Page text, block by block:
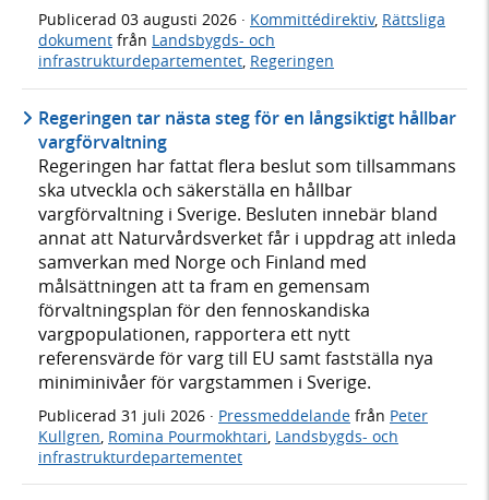
Publicerad 03 augusti 2026 · Kommittédirektiv, Rättsliga
dokument från Landsbygds- och
infrastrukturdepartementet, Regeringen
Regeringen tar nästa steg för en långsiktigt hållbar
vargförvaltning
Regeringen har fattat flera beslut som tillsammans
ska utveckla och säkerställa en hållbar
vargförvaltning i Sverige. Besluten innebär bland
annat att Naturvårdsverket får i uppdrag att inleda
samverkan med Norge och Finland med
målsättningen att ta fram en gemensam
förvaltningsplan för den fennoskandiska
vargpopulationen, rapportera ett nytt
referensvärde för varg till EU samt fastställa nya
miniminivåer för vargstammen i Sverige.
Publicerad 31 juli 2026 · Pressmeddelande från Peter
Kullgren, Romina Pourmokhtari, Landsbygds- och
infrastrukturdepartementet